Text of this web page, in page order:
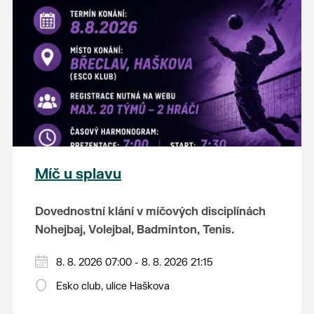
K tanci a poslechu bude hrát DH
Lanžhotčané.
Těšíme se na Vás!
Míč u splavu
Dovednostní klání v míčových disciplínách
Nohejbaj, Volejbal, Badminton, Tenis.
Zúčastnit se může max. 20 dvojčlenných
týmů - každý tým si zahraje min. 4 západy od
8. 8. 2026 07:00 - 8. 8. 2026 21:15
Esko club, ulice Haškova